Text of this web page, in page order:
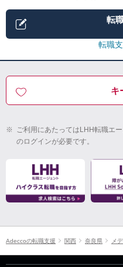
転
転職
キ
※ ご利用にあたってはLHH転職エ
のログインが必要です。
Adeccoの転職支援 関西 奈良県 メ